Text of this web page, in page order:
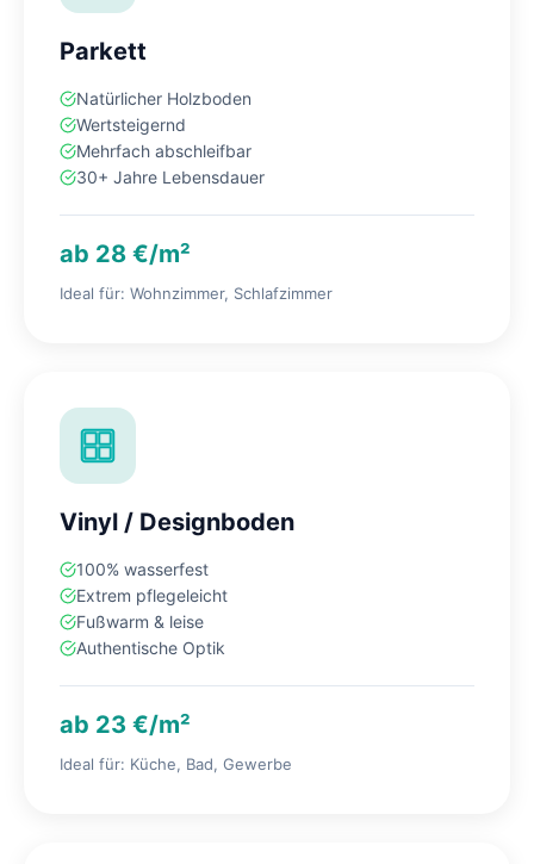
Parkett
Natürlicher Holzboden
Wertsteigernd
Mehrfach abschleifbar
30+ Jahre Lebensdauer
ab 28 €/m²
Ideal für: Wohnzimmer, Schlafzimmer
Vinyl / Designboden
100% wasserfest
Extrem pflegeleicht
Fußwarm & leise
Authentische Optik
ab 23 €/m²
Ideal für: Küche, Bad, Gewerbe